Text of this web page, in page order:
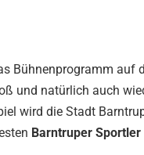
Bühnenprogramm
und natürlich auch
wird die Stadt
Barntruper